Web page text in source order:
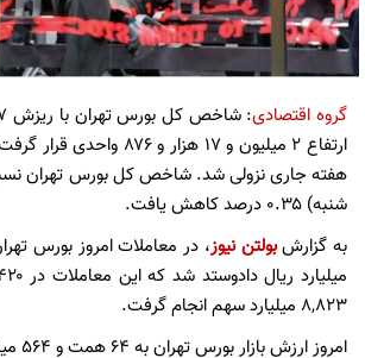
گروه اقتصادی
ارتفاع ۲ میلیون و ۱۷ هزار و
هفته جاری نزولی شد. شاخص کل بورس تهران
شنبه) ۰.۳۵ درصد کاهش یافت.
به گزارشبولتن نیوز
۸,۸۲۳ میلیارد سهم انجام گرفت.
امروز ارزش بازار بورس تهران به ۶۴ همت و ۵۶۴ میلیارد تومان رسید.